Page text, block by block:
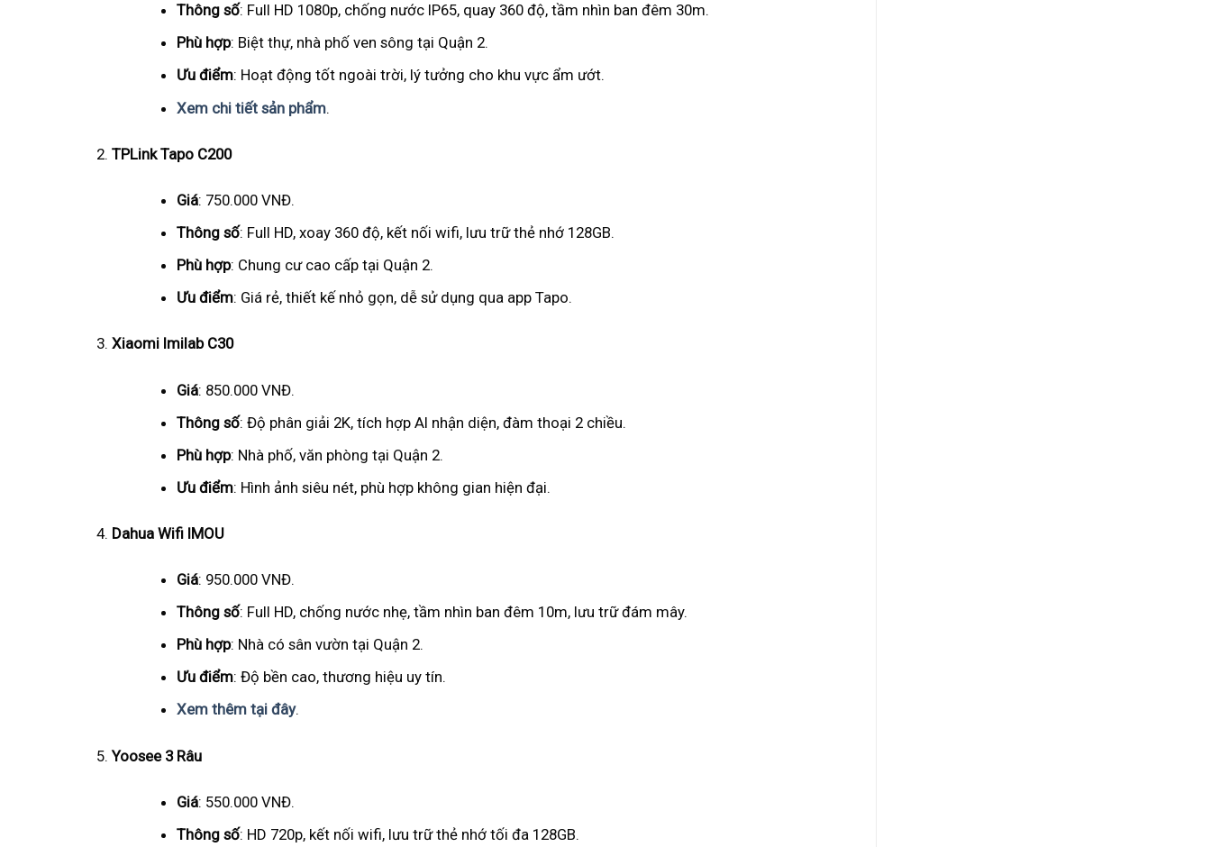
Thông số: Full HD 1080p, chống nước IP65, quay 360 độ, tầm nhìn ban đêm 30m.
Phù hợp: Biệt thự, nhà phố ven sông tại Quận 2.
Ưu điểm: Hoạt động tốt ngoài trời, lý tưởng cho khu vực ẩm ướt.
Xem chi tiết sản phẩm.
TPLink Tapo C200
Giá: 750.000 VNĐ.
Thông số: Full HD, xoay 360 độ, kết nối wifi, lưu trữ thẻ nhớ 128GB.
Phù hợp: Chung cư cao cấp tại Quận 2.
Ưu điểm: Giá rẻ, thiết kế nhỏ gọn, dễ sử dụng qua app Tapo.
Xiaomi Imilab C30
Giá: 850.000 VNĐ.
Thông số: Độ phân giải 2K, tích hợp AI nhận diện, đàm thoại 2 chiều.
Phù hợp: Nhà phố, văn phòng tại Quận 2.
Ưu điểm: Hình ảnh siêu nét, phù hợp không gian hiện đại.
Dahua Wifi IMOU
Giá: 950.000 VNĐ.
Thông số: Full HD, chống nước nhẹ, tầm nhìn ban đêm 10m, lưu trữ đám mây.
Phù hợp: Nhà có sân vườn tại Quận 2.
Ưu điểm: Độ bền cao, thương hiệu uy tín.
Xem thêm tại đây.
Yoosee 3 Râu
Giá: 550.000 VNĐ.
Thông số: HD 720p, kết nối wifi, lưu trữ thẻ nhớ tối đa 128GB.